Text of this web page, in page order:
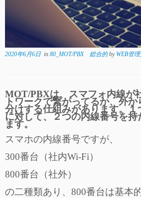
2020年6月6日 in 80_MOT/PBX 総合的by WEB管
MOT/PBXは、スマフォ内線が
トワークで繋がってるか、外
分けする仕組みがあります。１
に対して、２つの内線番号を持
ます。
スマホの内線番号ですが、
300番台（社内Wi-Fi）
800番台（社外）
の二種類あり、800番台は基本